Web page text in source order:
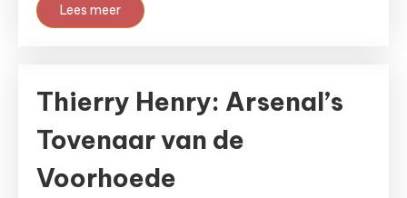
Lees meer
Thierry Henry: Arsenal’s
Tovenaar van de
Voorhoede